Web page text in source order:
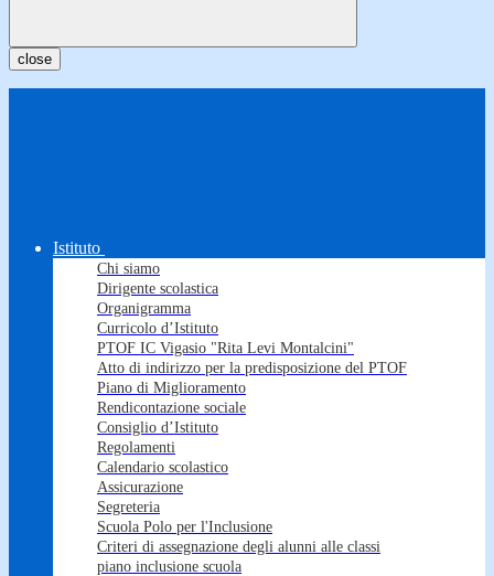
close
Istituto
Chi siamo
Dirigente scolastica
Organigramma
Curricolo d’Istituto
PTOF IC Vigasio "Rita Levi Montalcini"
Atto di indirizzo per la predisposizione del PTOF
Piano di Miglioramento
Rendicontazione sociale
Consiglio d’Istituto
Regolamenti
Calendario scolastico
Assicurazione
Segreteria
Scuola Polo per l'Inclusione
Criteri di assegnazione degli alunni alle classi
piano inclusione scuola